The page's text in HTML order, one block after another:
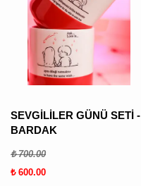
SEVGİLİLER GÜNÜ SETİ -
BARDAK
₺ 700.00
₺ 600.00